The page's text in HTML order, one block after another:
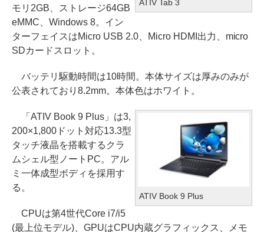
ATIV Tab 3
モリ2GB、ストレージ64GB
eMMC、Windows 8。イン
ターフェイスはMicro USB 2.0、Micro HDMI出力、micro
SDカードスロット。
バッテリ駆動時間は10時間。本体サイズは厚みのみが
公表されており8.2mm。本体色はホワイト。
ATIV Book 9 Plus
「ATIV Book 9 Plus」は3,
200×1,800ドット対応13.3型
タッチ液晶を搭載するクラ
ムシェル型ノートPC。アル
ミ一体成型ボディを採用す
る。
CPUは第4世代Core i7/i5
(最上位モデル)、GPUはCPU内蔵グラフィックス、メモ